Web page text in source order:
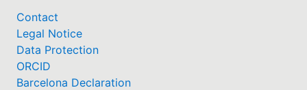
Contact
Legal Notice
Data Protection
ORCID
Barcelona Declaration